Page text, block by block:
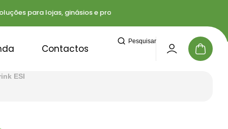
para lojas, ginásios e profissionais
Contactos
Pesquisar
ESI